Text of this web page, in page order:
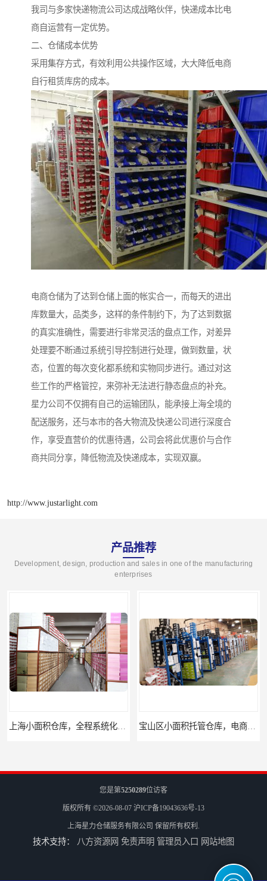
我司与多家快递物流公司达成战略伙伴，快递成本比电
商自运营有一定优势。
二、仓储成本优势
采用集存方式，有效利用公共操作区域，大大降低电商
自行租赁库房的成本。
电商仓储为了达到仓储上面的帐实合一，而每天的进出
库数量大，品类多，这样的条件制约下，为了达到数据
的真实准确性，需要进行非常灵活的盘点工作，对差异
处理要不断通过系统引导控制进行处理，做到数量，状
态，位置的每次变化都系统和实物同步进行。通过对这
些工作的严格管控，来弥补无法进行静态盘点的补充。
星力公司不仅拥有自己的运输团队，能承接上海全境的
配送服务，还与本市的各大物流及快递公司进行深度合
作，享受直营价的优惠待遇，公司会将此优惠价与合作
商共同分享，降低物流及快递成本，实现双赢。
http://www.justarlight.com
产品推荐
Development, design, production and sales in one of the manufacturing
enterprises
浦东新区小面积仓库，电商托管仓库
您是第5250289位访客
版权所有 ©2026-08-07 沪ICP备19043636号-13
上海星力仓储服务有限公司 保留所有权利.
技术支持： 八方资源网 免责声明 管理员入口 网站地图